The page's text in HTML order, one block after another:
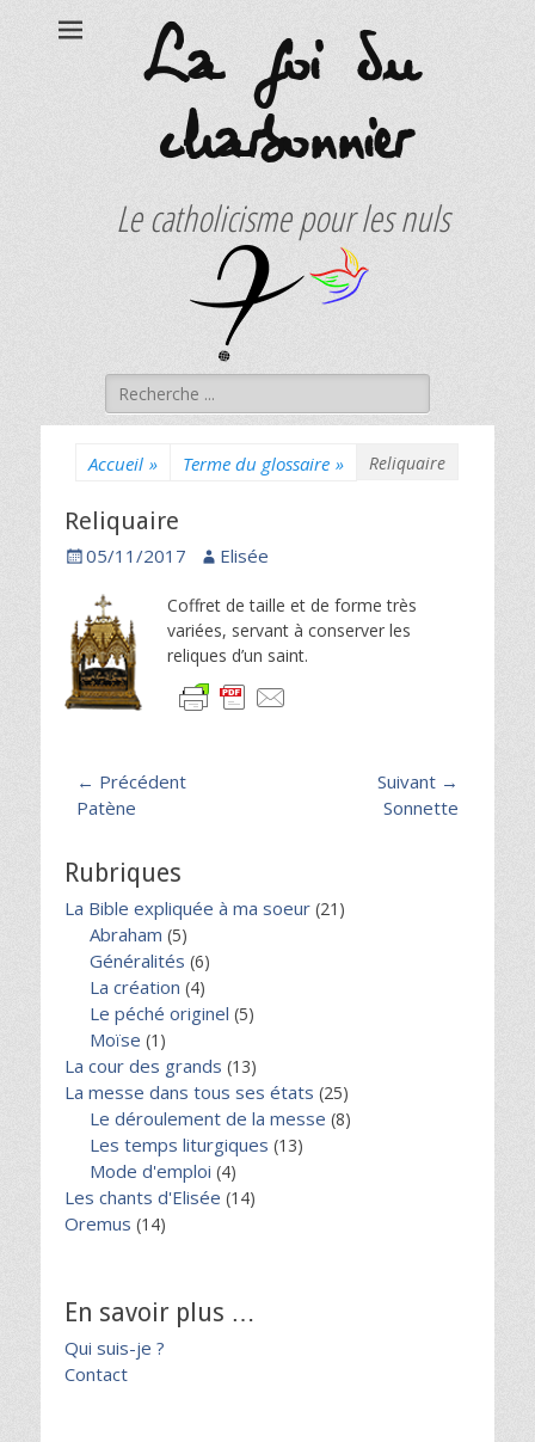
La foi du
charbonnier
Le catholicisme pour les nuls
Rechercher :
Accueil » Terme du glossaire » Reliquaire
Reliquaire
Posted
05/11/2017 Author
Elisée
Coffret de taille et de forme très
variées, servant à conserver les
reliques d’un saint.
Navigation
de
← Précédent
Article
Patène
Suivant →
Sonnette
Rubriques
La Bible expliquée à ma soeur (21)
Abraham (5)
Généralités (6)
La création (4)
Le péché originel (5)
Moïse (1)
La cour des grands (13)
La messe dans tous ses états (25)
Le déroulement de la messe (8)
Les temps liturgiques (13)
Mode d'emploi (4)
Les chants d'Elisée (14)
Oremus (14)
En savoir plus …
Qui suis-je ?
Contact